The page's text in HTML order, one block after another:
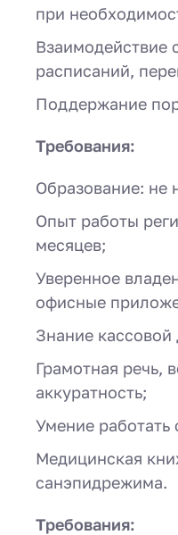
при
Взаимодействие
расписаний,
Поддержание
Требования:
Образование: не
Опыт работы
месяцев;
Уверенное
офисные
Знание
Грамотная речь,
аккуратность;
Умение
Медицинская
санэпидрежима.
Требования: